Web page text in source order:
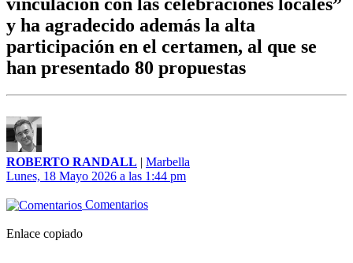
y ha agradecido además la alta
participación en el certamen, al que se
han presentado 80 propuestas
ROBERTO RANDALL | Marbella
Lunes, 18 Mayo 2026 a las 1:44 pm
Comentarios
Enlace copiado